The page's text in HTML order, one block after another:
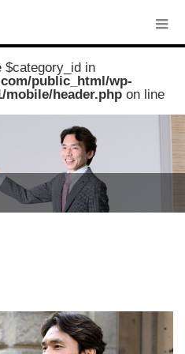
$category_id in
public_html/wp-
mobile/header.php on line